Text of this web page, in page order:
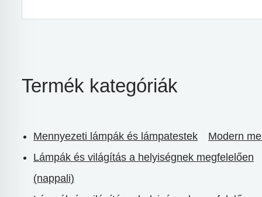
Termék kategóriák
Mennyezeti lámpák és lámpatestek
Modern
Lámpák és világítás a helyiségnek megfelelően
(nappali)